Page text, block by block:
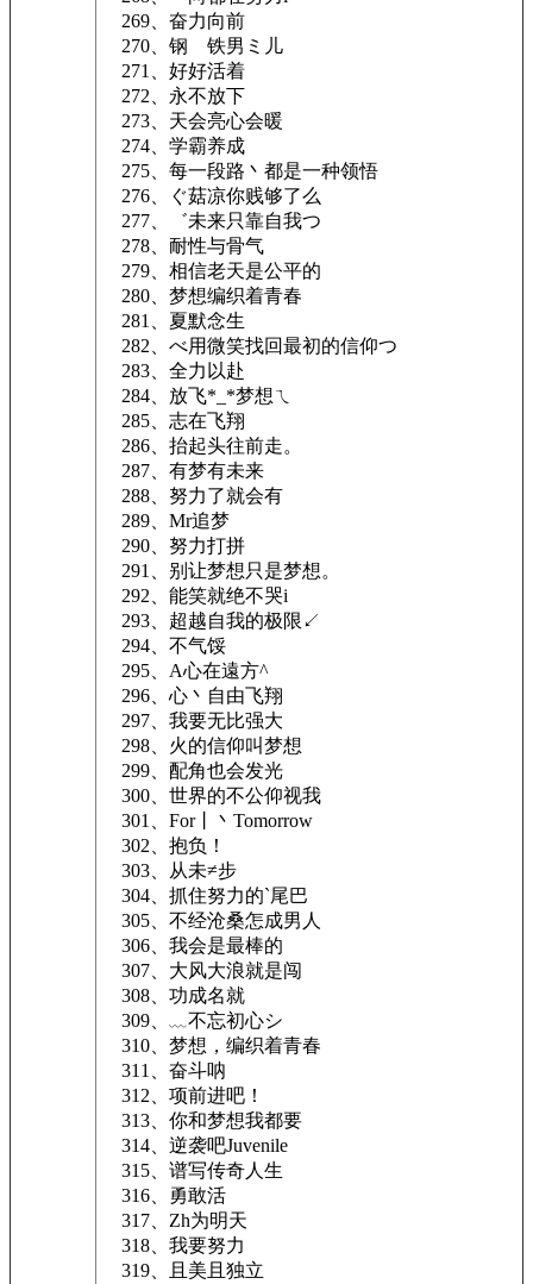
269、奋力向前
270、钢ゞ铁男ミ儿
271、好好活着
272、永不放下
273、天会亮心会暖
274、学霸养成
275、每一段路丶都是一种领悟
276、ぐ菇凉你贱够了么
277、゛未来只靠自我つ
278、耐性与骨气
279、相信老天是公平的
280、梦想编织着青春
281、夏默念生
282、べ用微笑找回最初的信仰つ
283、全力以赴
284、放飞*_*梦想ㄟ
285、志在飞翔
286、抬起头往前走。
287、有梦有未来
288、努力了就会有
289、Mr追梦
290、努力打拼
291、别让梦想只是梦想。
292、能笑就绝不哭i
293、超越自我的极限↙
294、不气馁
295、A心在遠方^
296、心丶自由飞翔
297、我要无比强大
298、火的信仰叫梦想
299、配角也会发光
300、世界的不公仰视我
301、For丨丶Tomorrow
302、抱负！
303、从未≠步
304、抓住努力的`尾巴
305、不经沧桑怎成男人
306、我会是最棒的
307、大风大浪就是闯
308、功成名就
309、﹏不忘初心シ
310、梦想，编织着青春
311、奋斗呐
312、项前进吧！
313、你和梦想我都要
314、逆袭吧Juvenile
315、谱写传奇人生
316、勇敢活
317、Zh为明天
318、我要努力
319、且美且独立